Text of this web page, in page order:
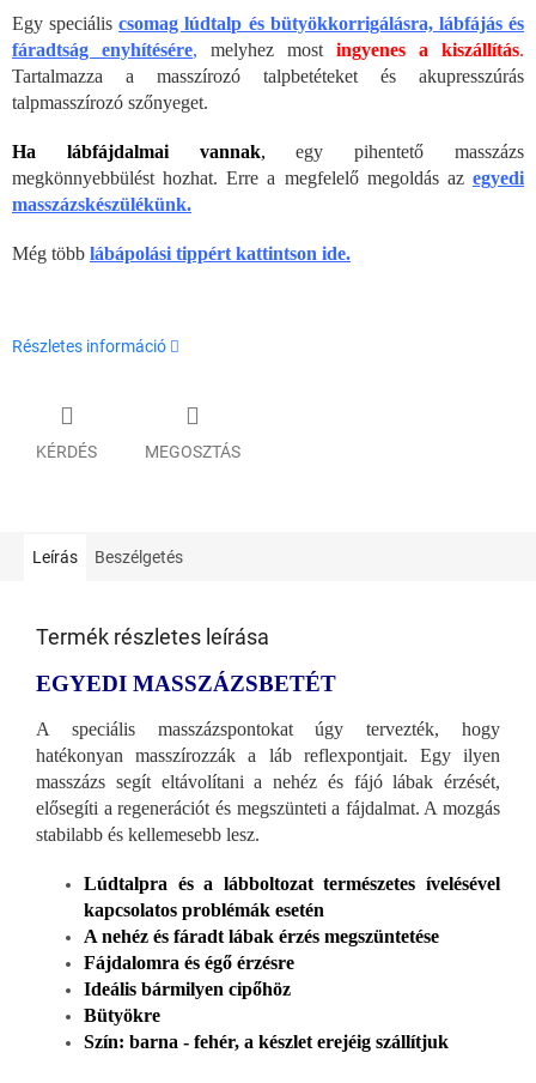
Egy speciáliscsomag lúdtalp és bütyökkorrigálásra, lábfájás és
fáradtság enyhítésére, melyhez most ingyenes a kiszállítás.
Tartalmazza a masszírozó talpbetéteket és akupresszúrás
talpmasszírozó szőnyeget.
Ha lábfájdalmai vannak, egy pihentető masszázs
megkönnyebbülést hozhat. Erre a megfelelő megoldás az egyedi
masszázskészülékünk.
Még több lábápolási tippért kattintson ide.
Részletes információ
KÉRDÉS MEGOSZTÁS
Leírás Beszélgetés
Termék részletes leírása
EGYEDI MASSZÁZSBETÉT
A speciális masszázspontokat úgy tervezték, hogy
hatékonyan masszírozzák a láb reflexpontjait. Egy ilyen
masszázs segít eltávolítani a nehéz és fájó lábak érzését,
elősegíti a regenerációt és megszünteti a fájdalmat. A mozgás
stabilabb és kellemesebb lesz.
Lúdtalpra és a lábboltozat természetes ívelésével
kapcsolatos problémák esetén
A nehéz és fáradt lábak érzés megszüntetése
Fájdalomra és égő érzésre
Ideális bármilyen cipőhöz
Bütyökre
Szín: barna - fehér, a készlet erejéig szállítjuk